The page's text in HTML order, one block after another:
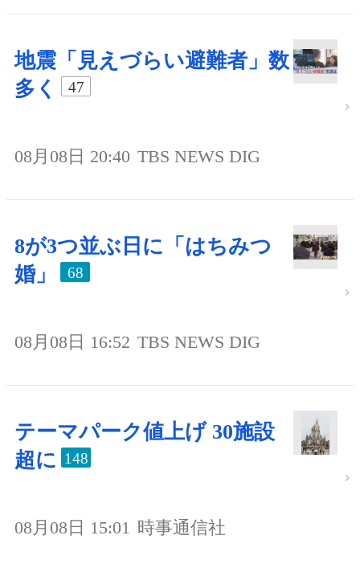
地震「見えづらい避難者」数
多く
47
08月08日 20:40 TBS NEWS DIG
8が3つ並ぶ日に「はちみつ
婚」
68
08月08日 16:52 TBS NEWS DIG
テーマパーク値上げ 30施設
超に 148
08月08日 15:01 時事通信社